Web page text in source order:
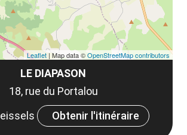
LE DIAPASON
18, rue du Portalou
Obtenir l'itinéraire
Leaflet | Map data ©OpenStreetMap contributors